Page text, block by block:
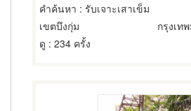
คำค้นหา : รับเจาะเสาเข็ม
เขตบึงกุ่ม
กรุงเท
ดู : 234 ครั้ง